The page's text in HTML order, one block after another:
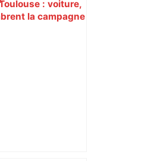
: voiture,
la campagne